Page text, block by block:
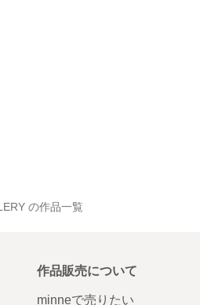
の作品一覧
作品販売について
minneで売りたい